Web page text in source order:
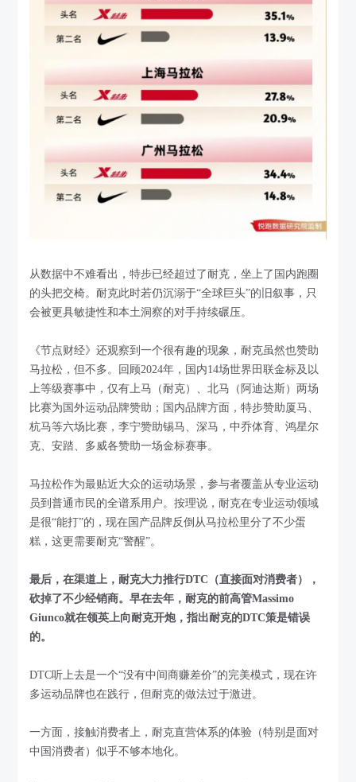
从数据中不难看出，特步已经超过了耐克，坐上了国内跑圈
的头把交椅。耐克此时若仍沉溺于“全球巨头”的旧叙事，只
会被更具敏捷性和本土洞察的对手持续碾压。
《节点财经》还观察到一个很有趣的现象，耐克虽然也赞助
马拉松，但不多。回顾2024年，国内14场世界田联金标及以
上等级赛事中，仅有上马（耐克）、北马（阿迪达斯）两场
比赛为国外运动品牌赞助；国内品牌方面，特步赞助厦马、
杭马等六场比赛，李宁赞助锡马、深马，中乔体育、鸿星尔
克、安踏、多威各赞助一场金标赛事。
马拉松作为最贴近大众的运动场景，参与者覆盖从专业运动
员到普通市民的全谱系用户。按理说，耐克在专业运动领域
是很“能打”的，现在国产品牌反倒从马拉松里分了不少蛋
糕，这更需要耐克“警醒”。
最后，在渠道上，耐克大力推行DTC（直接面对消费者），
砍掉了不少经销商。早在去年，耐克的前高管Massimo
Giunco就在领英上向耐克开炮，指出耐克的DTC策是错误
的。
DTC听上去是一个“没有中间商赚差价”的完美模式，现在许
多运动品牌也在践行，但耐克的做法过于激进。
一方面，接触消费者上，耐克直营体系的体验（特别是面对
中国消费者）似乎不够本地化。